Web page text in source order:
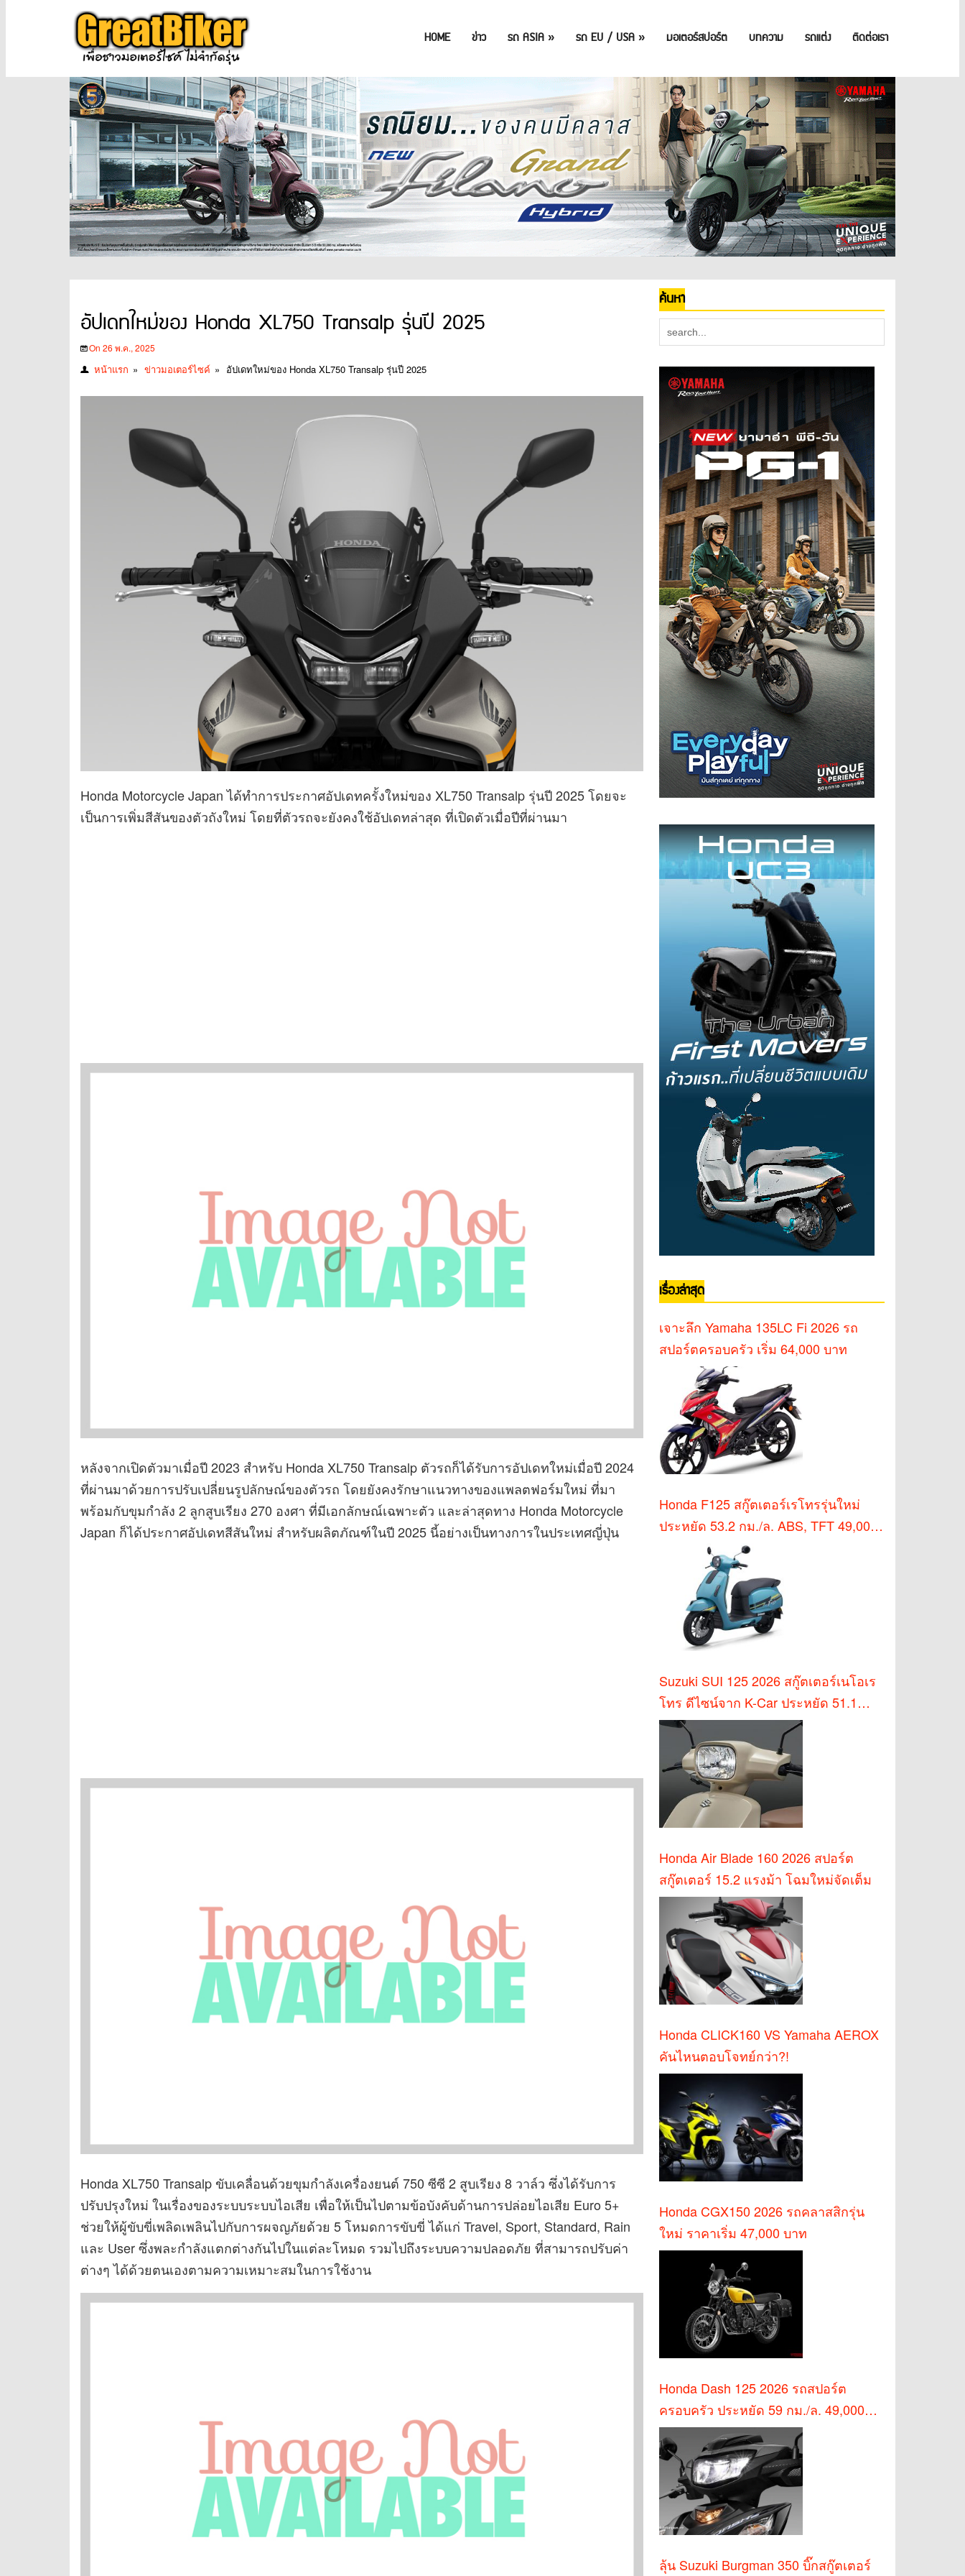
HOME ข่าว รถ ASIA » รถ EU / USA » มอเตอร์สปอร์ต บทความ รถแต่ง ติดต่อเรา
อัปเดทใหม่ของ Honda XL750 Transalp รุ่นปี 2025
On 26 พ.ค., 2025
หน้าแรก » ข่าวมอเตอร์ไซค์ » อัปเดทใหม่ของ Honda XL750 Transalp รุ่นปี 2025
Honda Motorcycle Japan ได้ทำการประกาศอัปเดทครั้งใหม่ของ XL750 Transalp รุ่นปี 2025 โดยจะ
เป็นการเพิ่มสีสันของตัวถังใหม่ โดยที่ตัวรถจะยังคงใช้อัปเดทล่าสุด ที่เปิดตัวเมื่อปีที่ผ่านมา
หลังจากเปิดตัวมาเมื่อปี 2023 สำหรับ Honda XL750 Transalp ตัวรถก็ได้รับการอัปเดทใหม่เมื่อปี 2024
ที่ผ่านมาด้วยการปรับเปลี่ยนรูปลักษณ์ของตัวรถ โดยยังคงรักษาแนวทางของแพลตฟอร์มใหม่ ที่มา
พร้อมกับขุมกำลัง 2 ลูกสูบเรียง 270 องศา ที่มีเอกลักษณ์เฉพาะตัว และล่าสุดทาง Honda Motorcycle
Japan ก็ได้ประกาศอัปเดทสีสันใหม่ สำหรับผลิตภัณฑ์ในปี 2025 นี้อย่างเป็นทางการในประเทศญี่ปุ่น
Honda XL750 Transalp ขับเคลื่อนด้วยขุมกำลังเครื่องยนต์ 750 ซีซี 2 สูบเรียง 8 วาล์ว ซึ่งได้รับการ
ปรับปรุงใหม่ ในเรื่องของระบบระบบไอเสีย เพื่อให้เป็นไปตามข้อบังคับด้านการปล่อยไอเสีย Euro 5+
ช่วยให้ผู้ขับขี่เพลิดเพลินไปกับการผจญภัยด้วย 5 โหมดการขับขี่ ได้แก่ Travel, Sport, Standard, Rain
และ User ซึ่งพละกำลังแตกต่างกันไปในแต่ละโหมด รวมไปถึงระบบความปลอดภัย ที่สามารถปรับค่า
ต่างๆ ได้ด้วยตนเองตามความเหมาะสมในการใช้งาน
ค้นหา
เรื่องล่าสุด
เจาะลึก Yamaha 135LC Fi 2026 รถ
สปอร์ตครอบครัว เริ่ม 64,000 บาท
Honda F125 สกู๊ตเตอร์เรโทรรุ่นใหม่
ประหยัด 53.2 กม./ล. ABS, TFT 49,000
Suzuki SUI 125 2026 สกู๊ตเตอร์เนโอเร
โทร ดีไซน์จาก K-Car ประหยัด 51.1
กม./ล.
Honda Air Blade 160 2026 สปอร์ต
สกู๊ตเตอร์ 15.2 แรงม้า โฉมใหม่จัดเต็ม
Honda CLICK160 VS Yamaha AEROX
คันไหนตอบโจทย์กว่า?!
Honda CGX150 2026 รถคลาสสิกรุ่น
ใหม่ ราคาเริ่ม 47,000 บาท
Honda Dash 125 2026 รถสปอร์ต
ครอบครัว ประหยัด 59 กม./ล. 49,000
บาท
ลุ้น Suzuki Burgman 350 บิ๊กสกู๊ตเตอร์